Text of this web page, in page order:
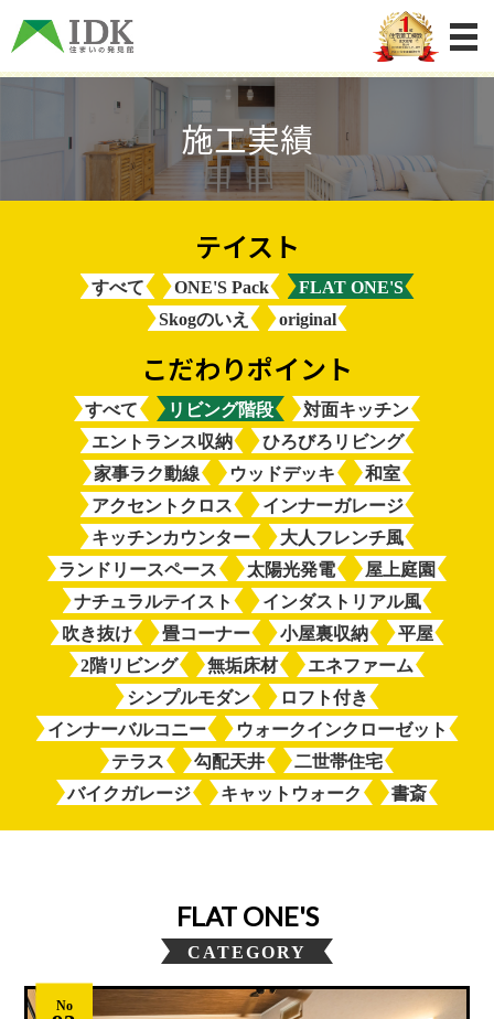
施工実績
すべて ONE'S Pack
FLAT ONE'S
Skogのいえ
original
すべて リビング階段
対面キッチン
エントランス収納
ひろびろリビング
家事ラク動線
ウッドデッキ
和室
アクセントクロス
インナーガレージ
キッチンカウンター
大人フレンチ風
ランドリースペース
太陽光発電
屋上庭園
ナチュラルテイスト
インダストリアル風
吹き抜け
畳コーナー 小屋裏収納
平屋
2階リビング
無垢床材
エネファーム
シンプルモダン
ロフト付き
インナーバルコニー
ウォークインクローゼット
テラス
勾配天井
二世帯住宅
バイクガレージ
キャットウォーク 書斎
FLAT ONE'S
CATEGORY
No